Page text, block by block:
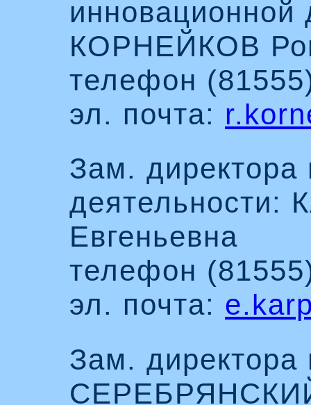
инновационной
КОРНЕЙКОВ
телефон
эл. почта:
Зам.
деятельности:
Евгеньевна
телефон
эл. почта:
Зам.
СЕРЕБРЯНСКИЙ